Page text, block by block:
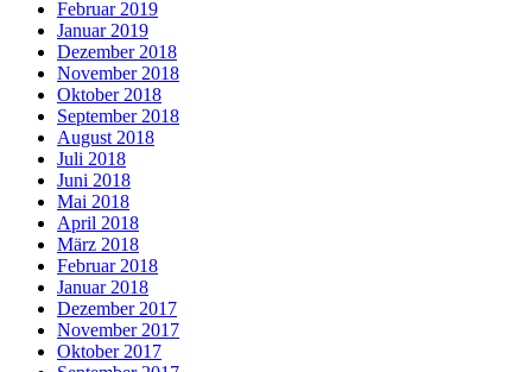
Februar 2019
Januar 2019
Dezember 2018
November 2018
Oktober 2018
September 2018
August 2018
Juli 2018
Juni 2018
Mai 2018
April 2018
März 2018
Februar 2018
Januar 2018
Dezember 2017
November 2017
Oktober 2017